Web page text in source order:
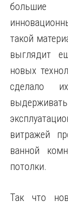
большие
такой
выглядит
новых
сделало
витражей
ванной
потолки.
Так что